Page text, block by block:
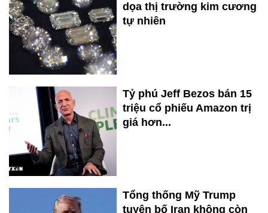
dọa thị trường kim cương
tự nhiên
Tỷ phú Jeff Bezos bán 15
triệu cổ phiếu Amazon trị
giá hơn...
Tổng thống Mỹ Trump
tuyên bố Iran không còn